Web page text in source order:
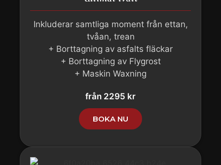
Inkluderar samtliga moment från ettan,
tvåan, trean
+ Borttagning av asfalts fläckar
+ Borttagning av Flygrost
+ Maskin Waxning
från 2295 kr
BOKA NU